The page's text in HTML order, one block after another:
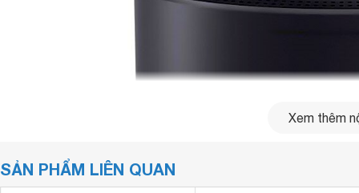
Xem thêm
SẢN PHẨM LIÊN QUAN